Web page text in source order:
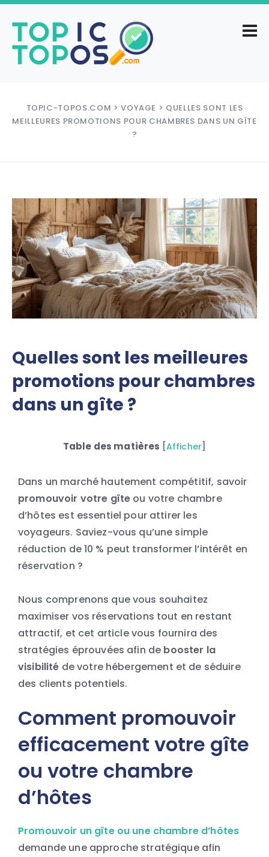
TOPIC-TOPOS.COM >VOYAGE > QUELLES SONT LES
MEILLEURES PROMOTIONS POUR CHAMBRES DANS UN GÎTE
?
Quelles sont les meilleures
promotions pour chambres
dans un gîte ?
Table des matières Afficher
Dans un marché hautement compétitif, savoir
promouvoir votre gîte ou votre chambre
d’hôtes est essentiel pour attirer les
voyageurs. Saviez-vous qu’une simple
réduction de 10 % peut transformer l’intérêt en
réservation ?
Nous comprenons que vous souhaitez
maximiser vos réservations tout en restant
attractif, et cet article vous fournira des
stratégies éprouvées afin de booster la
visibilité de votre hébergement et de séduire
des clients potentiels.
Comment promouvoir
efficacement votre gîte
ou votre chambre
d’hôtes
Promouvoir un gîte ou une chambre d’hôtes
demande une approche stratégique afin